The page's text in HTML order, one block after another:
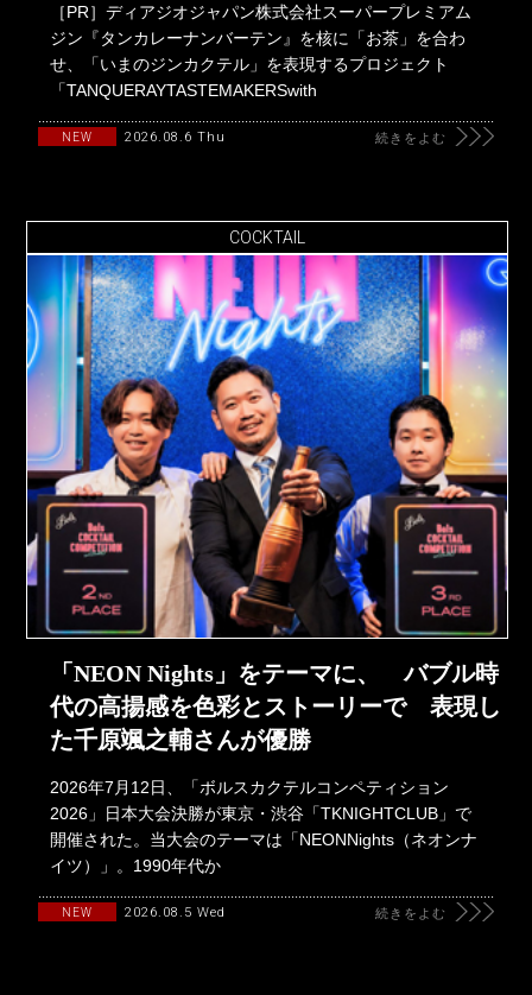
［PR］ディアジオジャパン株式会社スーパープレミアム
ジン『タンカレーナンバーテン』を核に「お茶」を合わ
せ、「いまのジンカクテル」を表現するプロジェクト
「TANQUERAYTASTEMAKERSwith
NEW 2026.08.6 Thu 続きをよむ
COCKTAIL
「NEON Nights」をテーマに、 バブル時
代の高揚感を色彩とストーリーで 表現し
た千原颯之輔さんが優勝
2026年7月12日、「ボルスカクテルコンペティション
2026」日本大会決勝が東京・渋谷「TKNIGHTCLUB」で
開催された。当大会のテーマは「NEONNights（ネオンナ
イツ）」。1990年代か
NEW 2026.08.5 Wed 続きをよむ